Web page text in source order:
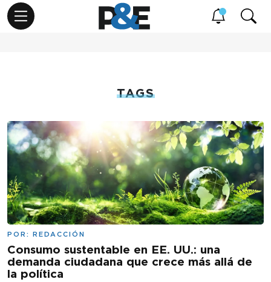
TAGS
POR: REDACCIÓN
Consumo sustentable en EE. UU.: una
demanda ciudadana que crece más allá de
la política